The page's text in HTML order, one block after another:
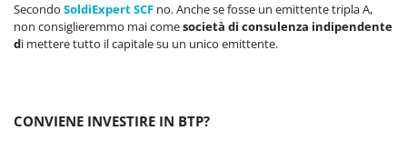
Secondo SoldiExpert SCF no. Anche se fosse un emittente tripla A,
non consiglieremmo mai comesocietà di consulenza indipendente
di mettere tutto il capitale su un unico emittente.
CONVIENE INVESTIRE IN BTP?